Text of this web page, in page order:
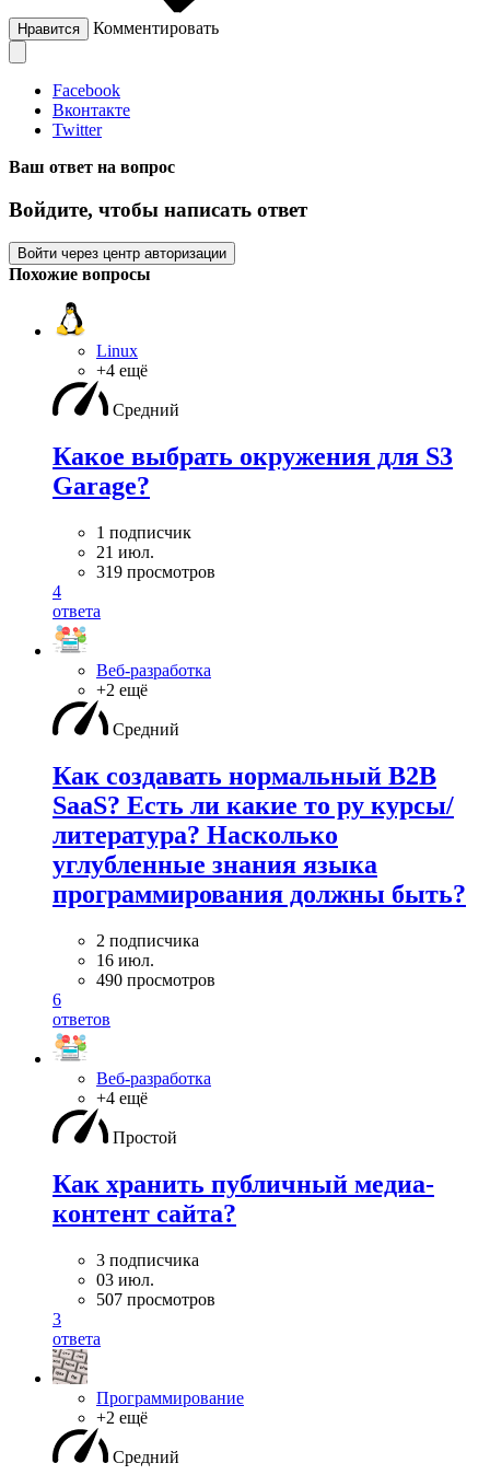
Нравится Комментировать
Facebook
Вконтакте
Twitter
Ваш ответ на вопрос
Войдите, чтобы написать ответ
Войти через центр авторизации
Похожие вопросы
Linux
+4 ещё
Средний
Какое выбрать окружения для S3
Garage?
1 подписчик
21 июл.
319 просмотров
4
ответа
Веб-разработка
+2 ещё
Средний
Как создавать нормальный B2B
SaaS? Есть ли какие то ру курсы/
литература? Насколько
углубленные знания языка
программирования должны быть?
2 подписчика
16 июл.
490 просмотров
6
ответов
Веб-разработка
+4 ещё
Простой
Как хранить публичный медиа-
контент сайта?
3 подписчика
03 июл.
507 просмотров
3
ответа
Программирование
+2 ещё
Средний